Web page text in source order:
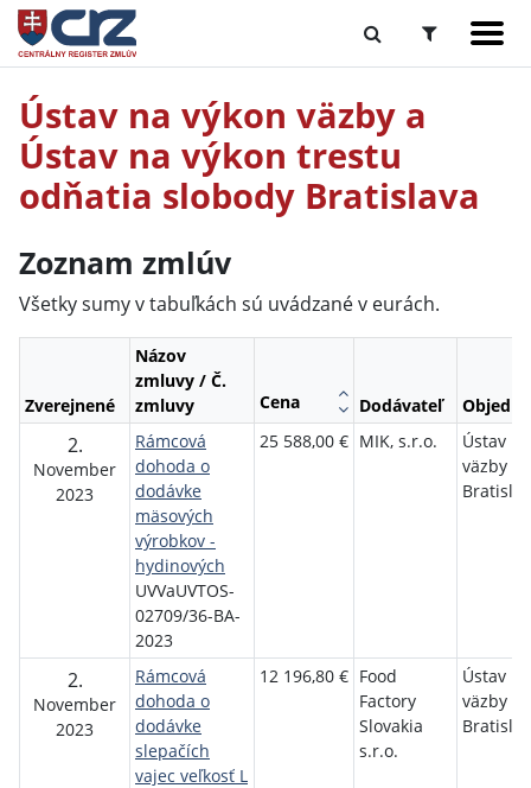
Ústav na výkon väzby a
Ústav na výkon trestu
odňatia slobody Bratislava
Zoznam zmlúv
Všetky sumy v tabuľkách sú uvádzané v eurách.
Zverejnené
Názov
zmluvy / Č.
zmluvy
Cena Dodávateľ
2.
November
2023
Rámcová
dohoda o
dodávke
mäsových
výrobkov -
hydinových
UVVaUVTOS-
02709/36-BA-
2023
25 588,00 € MIK, s.r.o.
Ústav
väzby v
2.
November
2023
Rámcová
dohoda o
dodávke
slepačích
vajec veľkosť L
12 196,80 € Food
Factory
Slovakia
s.r.o.
Ústav
väzby v